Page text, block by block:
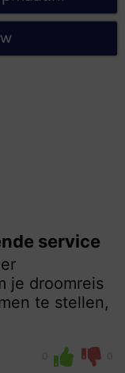
service
je droomreis
te stellen,
0 0